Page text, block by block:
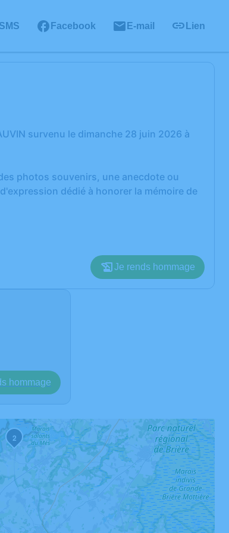
SMS Facebook E-mail Lien
survenu le dimanche 28 juin 2026 à
photos souvenirs, une anecdote ou
dédié à honorer la mémoire de
Je rends hommage
hommage
2